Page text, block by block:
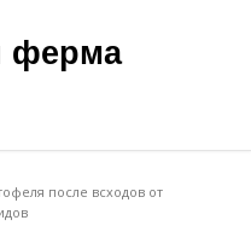
ферма
после всходов от